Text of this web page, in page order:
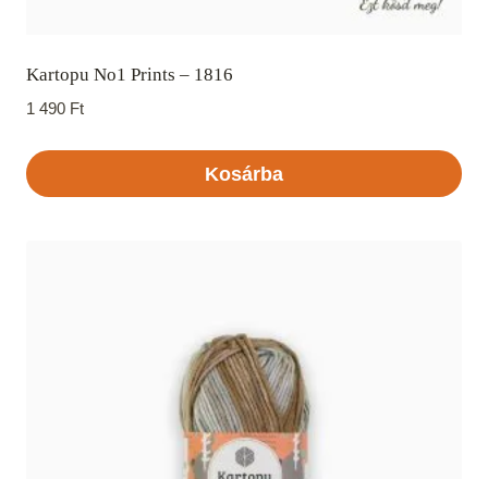
Kartopu No1 Prints – 1816
1 490 Ft
Kosárba